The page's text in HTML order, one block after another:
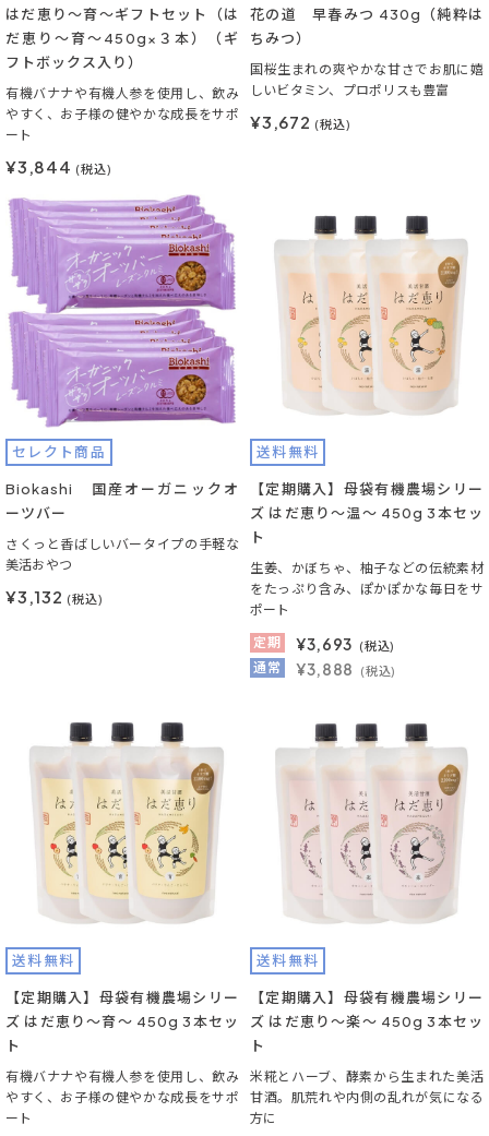
はだ恵り～育～ギフトセット（は
だ恵り～育～450g×３本）（ギ
フトボックス入り）
有機バナナや有機人参を使用し、飲み
やすく、お子様の健やかな成長をサポ
ート
¥3,844 (税込)
花の道 早春みつ 430g（純粋は
ちみつ）
国桜生まれの爽やかな甘さでお肌に嬉
しいビタミン、プロポリスも豊富
¥3,672 (税込)
セレクト商品
Biokashi 国産オーガニックオ
ーツバー
さくっと香ばしいバータイプの手軽な
美活おやつ
¥3,132 (税込)
送料無料
【定期購入】母袋有機農場シリー
ズ はだ恵り～温～ 450g 3本セッ
ト
生姜、かぼちゃ、柚子などの伝統素材
をたっぷり含み、ぽかぽかな毎日をサ
ポート
定期
¥3,693 (税込)
通常 ¥3,888 (税込)
送料無料
【定期購入】母袋有機農場シリー
ズ はだ恵り～育～ 450g 3本セッ
ト
有機バナナや有機人参を使用し、飲み
やすく、お子様の健やかな成長をサポ
ート
送料無料
【定期購入】母袋有機農場シリー
ズ はだ恵り～楽～ 450g 3本セッ
ト
米糀とハーブ、酵素から生まれた美活
甘酒。肌荒れや内側の乱れが気になる
方に